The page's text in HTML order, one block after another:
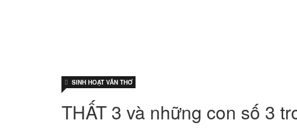
THẤT 3 và những con số 3
SINH HOẠT VĂN THƠ